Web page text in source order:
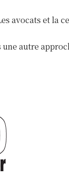
avocats et la
autre
immobilier